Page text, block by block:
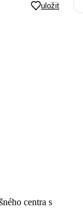
uložit
centra s